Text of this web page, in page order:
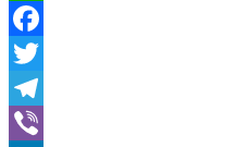
WhatsApp
Facebook
Twitter
Telegram